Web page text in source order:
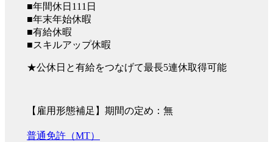
■年間休日111日
■年末年始休暇
■有給休暇
■スキルアップ休暇
★公休日と有給をつなげて最長5連休取得可能
【雇用形態補足】期間の定め：無
普通免許（MT）